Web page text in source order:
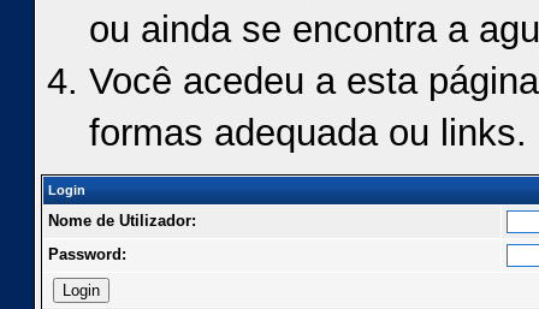
ou ainda se encontra a
Você acedeu a esta
formas adequada ou links.
Login
Nome de Utilizador:
Password: